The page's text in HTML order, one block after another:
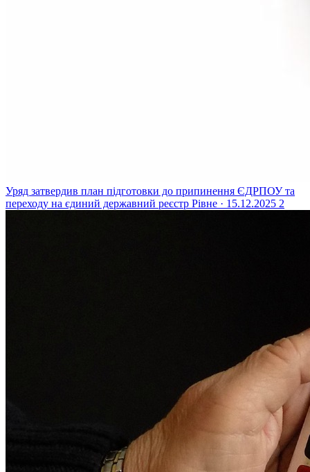
Уряд затвердив план підготовки до припинення ЄДРПОУ та
переходу на єдиний державний реєстр Рівне · 15.12.2025 2